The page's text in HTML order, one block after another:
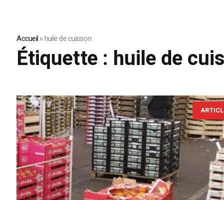
Accueil»huile de cuisson
Étiquette : huile de